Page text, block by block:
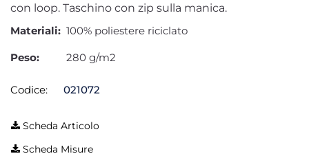
con loop. Taschino con zip sulla manica.
Materiali: 100% poliestere riciclato
Peso: 280 g/m2
Codice: 021072
Scheda Articolo
Scheda Misure